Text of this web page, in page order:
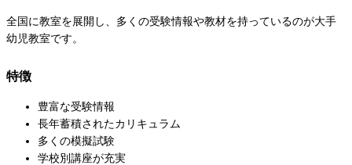
全国に教室を展開し、多くの受験情報や教材を持っているのが大手
幼児教室です。
特徴
豊富な受験情報
長年蓄積されたカリキュラム
多くの模擬試験
学校別講座が充実